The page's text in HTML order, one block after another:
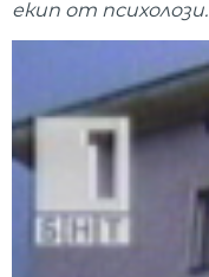
екип от психолози.